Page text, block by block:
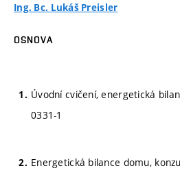
Ing. Bc. Lukáš Preisler
OSNOVA
Úvodní cvičení, energetická
0331-1
Energetická bilance domu,